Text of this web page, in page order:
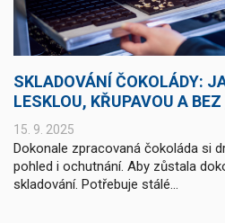
SKLADOVÁNÍ ČOKOLÁDY:
LESKLOU, KŘUPAVOU A BEZ
15. 9. 2025
Dokonale zpracovaná čokoláda si
pohled i ochutnání. Aby zůstala
skladování. Potřebuje stálé...